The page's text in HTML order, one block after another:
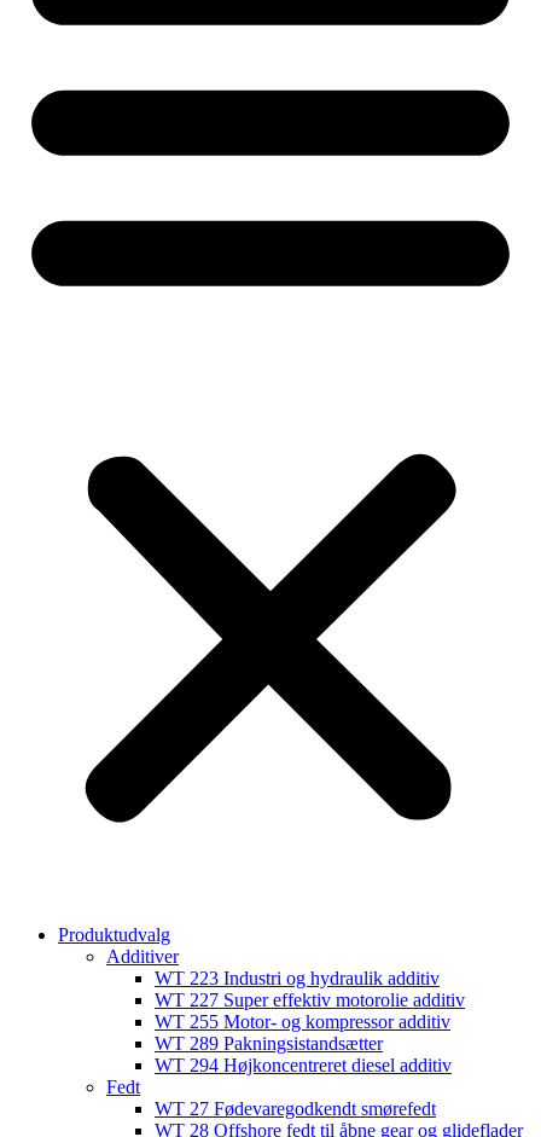
Produktudvalg
Additiver
WT 223 Industri og hydraulik additiv
WT 227 Super effektiv motorolie additiv
WT 255 Motor- og kompressor additiv
WT 289 Pakningsistandsætter
WT 294 Højkoncentreret diesel additiv
Fedt
WT 27 Fødevaregodkendt smørefedt
WT 28 Offshore fedt til åbne gear og glideflader